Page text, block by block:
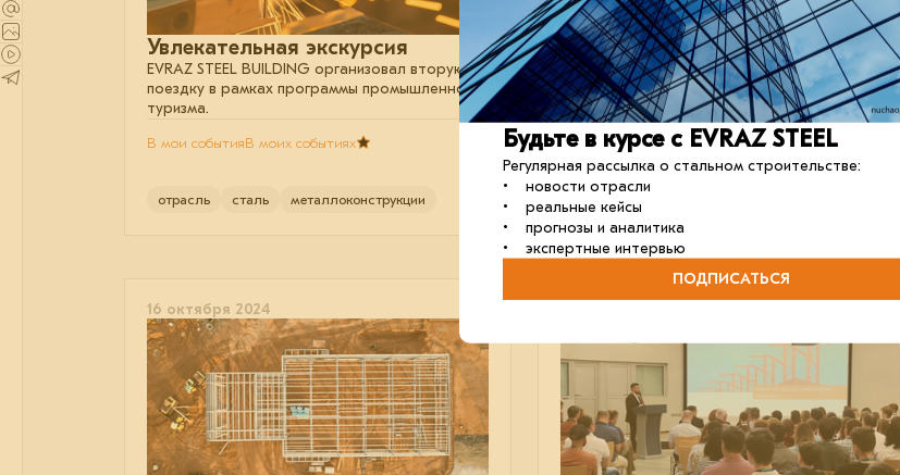
Увлекательная экскурсия
EVRAZ STEEL BUILDING организовал вторую
поездку в рамках программы промышленного
туризма.
В мои событияВ моих событиях
отрасль сталь металлоконструкции
XI отраслевой форум «СКЛАДЫ
РОССИИ: ИТОГИ ГОДА»
28 ноября в Москве состоялось масштабное
мероприятие рынка складской недвижимости.
В мои событияВ моих событиях
металлоконструкции
16 октября 2024
Будьте в курсе с EVRAZ STEEL
Регулярная рассылка о стальном строительстве:
• новости отрасли
• реальные кейсы
• прогнозы и аналитика
• экспертные интервью
ПОДПИСАТЬСЯ